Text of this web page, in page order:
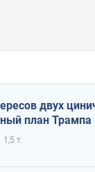
двух
план Трампа
1,5 т.